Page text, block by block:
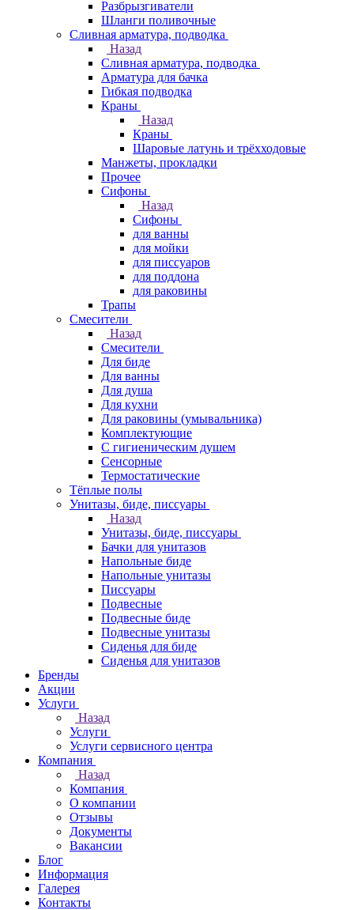
Разбрызгиватели
Шланги поливочные
Сливная арматура, подводка
Назад
Сливная арматура, подводка
Арматура для бачка
Гибкая подводка
Краны
Назад
Краны
Шаровые латунь и трёхходовые
Манжеты, прокладки
Прочее
Сифоны
Назад
Сифоны
для ванны
для мойки
для писсуаров
для поддона
для раковины
Трапы
Смесители
Назад
Смесители
Для биде
Для ванны
Для душа
Для кухни
Для раковины (умывальника)
Комплектующие
С гигиеническим душем
Сенсорные
Термостатические
Тёплые полы
Унитазы, биде, писсуары
Назад
Унитазы, биде, писсуары
Бачки для унитазов
Напольные биде
Напольные унитазы
Писсуары
Подвесные
Подвесные биде
Подвесные унитазы
Сиденья для биде
Сиденья для унитазов
Бренды
Акции
Услуги
Назад
Услуги
Услуги сервисного центра
Компания
Назад
Компания
О компании
Отзывы
Документы
Вакансии
Блог
Информация
Галерея
Контакты